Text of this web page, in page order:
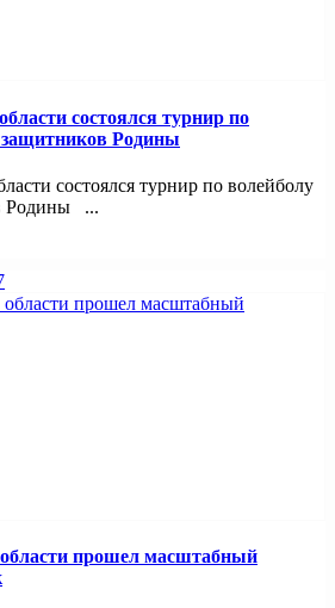
состоялся турнир по
защитников Родины
состоялся турнир по волейболу
Родины ...
прошел масштабный